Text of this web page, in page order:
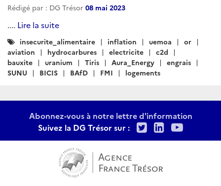
Rédigé par : DG Trésor 08 mai 2023
.... Lire la suite
Catégories
:
insecurite_alimentaire inflation uemoa
or
aviation
hydrocarbures electricite
c2d
bauxite
uranium Tiris Aura_Energy
engrais
SUNU
BICIS BAfD FMI logements
Abonnez-vous à notre lettre d'information
Suivez la DG Trésor sur :
TwitterLinkedIn